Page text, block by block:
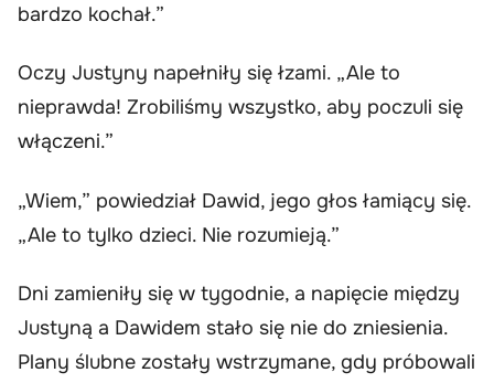
bardzo kochał.”
Oczy Justyny napełniły się łzami. „Ale to
nieprawda! Zrobiliśmy wszystko, aby poczuli się
włączeni.”
„Wiem,” powiedział Dawid, jego głos łamiący się.
„Ale to tylko dzieci. Nie rozumieją.”
Dni zamieniły się w tygodnie, a napięcie między
Justyną a Dawidem stało się nie do zniesienia.
Plany ślubne zostały wstrzymane, gdy próbowali